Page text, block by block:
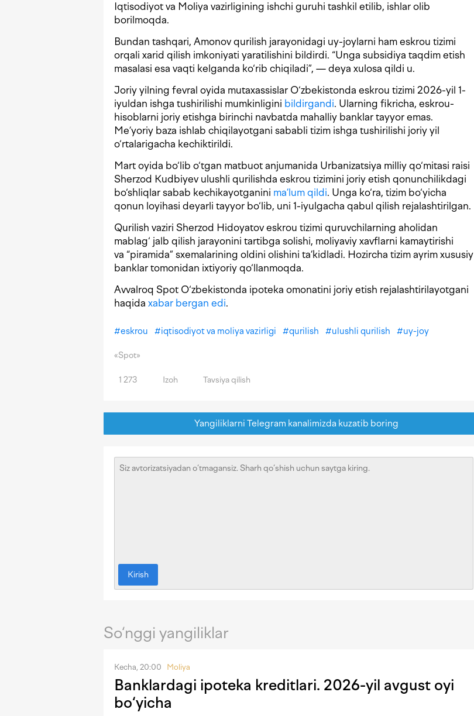
Iqtisodiyot va Moliya vazirligining ishchi guruhi tashkil etilib, ishlar olib
borilmoqda.
Bundan tashqari, Amonov qurilish jarayonidagi uy-joylarni ham eskrou tizimi
orqali xarid qilish imkoniyati yaratilishini bildirdi. “Unga subsidiya taqdim etish
masalasi esa vaqti kelganda ko‘rib chiqiladi”, — deya xulosa qildi u.
Joriy yilning fevral oyida mutaxassislar O‘zbekistonda eskrou tizimi 2026-yil 1-
iyuldan ishga tushirilishi mumkinligini bildirgandi. Ularning fikricha, eskrou-
hisoblarni joriy etishga birinchi navbatda mahalliy banklar tayyor emas.
Me’yoriy baza ishlab chiqilayotgani sababli tizim ishga tushirilishi joriy yil
o‘rtalarigacha kechiktirildi.
Mart oyida bo‘lib o‘tgan matbuot anjumanida Urbanizatsiya milliy qo‘mitasi raisi
Sherzod Kudbiyev ulushli qurilishda eskrou tizimini joriy etish qonunchilikdagi
bo‘shliqlar sabab kechikayotganini ma’lum qildi. Unga ko‘ra, tizim bo‘yicha
qonun loyihasi deyarli tayyor bo‘lib, uni 1-iyulgacha qabul qilish rejalashtirilgan.
Qurilish vaziri Sherzod Hidoyatov eskrou tizimi quruvchilarning aholidan
mablag‘ jalb qilish jarayonini tartibga solishi, moliyaviy xavflarni kamaytirishi
va “piramida” sxemalarining oldini olishini ta’kidladi. Hozircha tizim ayrim xususiy
banklar tomonidan ixtiyoriy qo‘llanmoqda.
Avvalroq Spot O‘zbekistonda ipoteka omonatini joriy etish rejalashtirilayotgani
haqida xabar bergan edi.
#eskrou #iqtisodiyot va moliya vazirligi #qurilish #ulushli qurilish #uy-joy
«Spot»
1 273 Izoh Tavsiya qilish
Yangiliklarni Telegram kanalimizda kuzatib boring
Kirish
So‘nggi yangiliklar
Kecha, 20:00 Moliya
Banklardagi ipoteka kreditlari. 2026-yil avgust oyi
bo‘yicha